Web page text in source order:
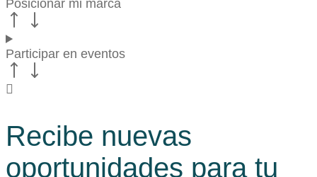
Posicionar mi marca
Participar en eventos
Recibe nuevas
oportunidades para tu